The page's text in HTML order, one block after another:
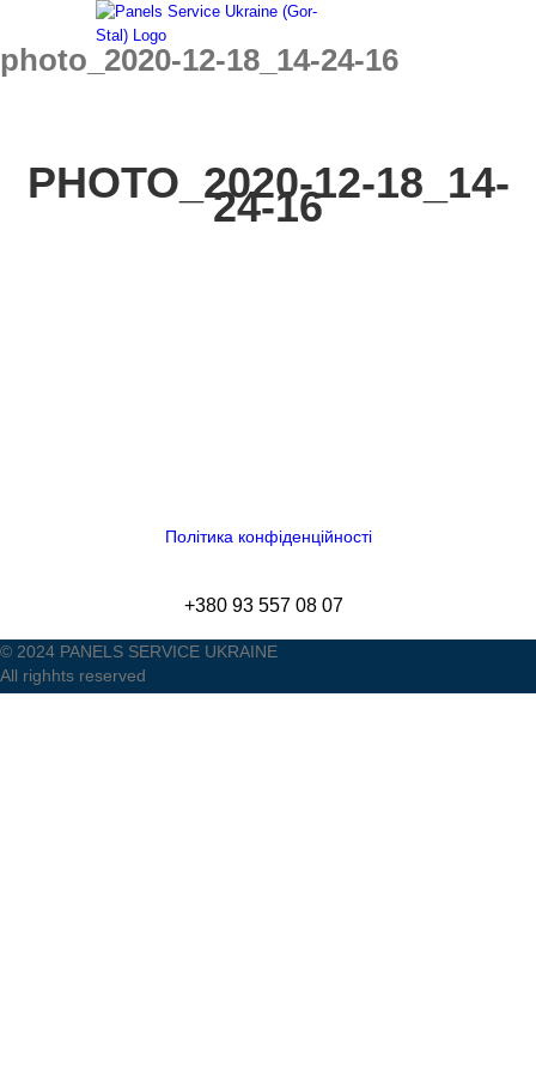
content
photo_2020-12-18_14-24-16
PHOTO_2020-12-18_14-
24-16
Політика конфіденційності
+380 93 557 08 07
© 2024 PANELS SERVICE UKRAINE
All righhts reserved